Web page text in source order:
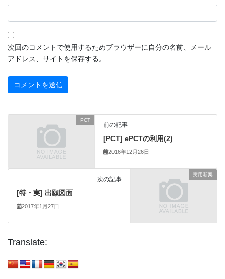
次回のコメントで使用するためブラウザーに自分の名前、メール
アドレス、サイトを保存する。
PCT
前の記事
[PCT] ePCTの利用(2)
2016年12月26日
実用新案
次の記事
[特・実] 出願図面
2017年1月27日
Translate: